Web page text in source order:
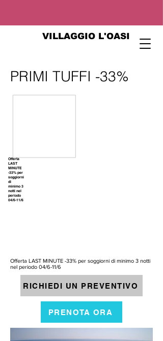
VILLAGGIO L'OASI
PRIMI TUFFI -33%
Offerta
LAST
MINUTE
-33% per
soggiorni
di
minimo 3
notti nel
periodo
04/6-11/6
Offerta LAST MINUTE -33% per soggiorni di minimo 3 notti
nel periodo 04/6-11/6
RICHIEDI UN PREVENTIVO
PRENOTA ORA